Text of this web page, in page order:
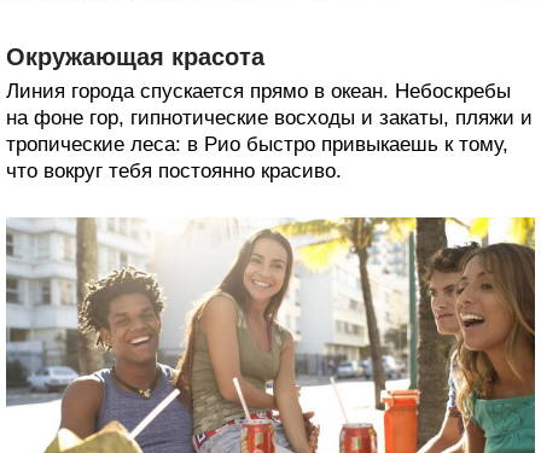
Окружающая красота
Линия города спускается прямо в океан. Небоскребы
на фоне гор, гипнотические восходы и закаты, пляжи и
тропические леса: в Рио быстро привыкаешь к тому,
что вокруг тебя постоянно красиво.